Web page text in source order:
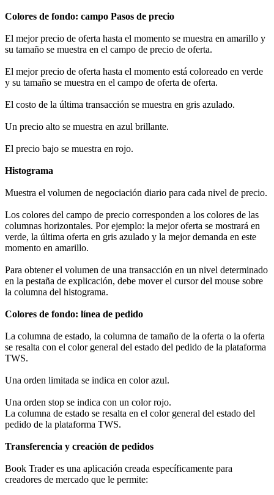
Colores de fondo: campo Pasos de precio
El mejor precio de oferta hasta el momento se muestra en amarillo y
su tamaño se muestra en el campo de precio de oferta.
El mejor precio de oferta hasta el momento está coloreado en verde
y su tamaño se muestra en el campo de oferta de oferta.
El costo de la última transacción se muestra en gris azulado.
Un precio alto se muestra en azul brillante.
El precio bajo se muestra en rojo.
Histograma
Muestra el volumen de negociación diario para cada nivel de precio.
Los colores del campo de precio corresponden a los colores de las
columnas horizontales. Por ejemplo: la mejor oferta se mostrará en
verde, la última oferta en gris azulado y la mejor demanda en este
momento en amarillo.
Para obtener el volumen de una transacción en un nivel determinado
en la pestaña de explicación, debe mover el cursor del mouse sobre
la columna del histograma.
Colores de fondo: línea de pedido
La columna de estado, la columna de tamaño de la oferta o la oferta
se resalta con el color general del estado del pedido de la plataforma
TWS.
Una orden limitada se indica en color azul.
Una orden stop se indica con un color rojo.
La columna de estado se resalta en el color general del estado del
pedido de la plataforma TWS.
Transferencia y creación de pedidos
Book Trader es una aplicación creada específicamente para
creadores de mercado que le permite: